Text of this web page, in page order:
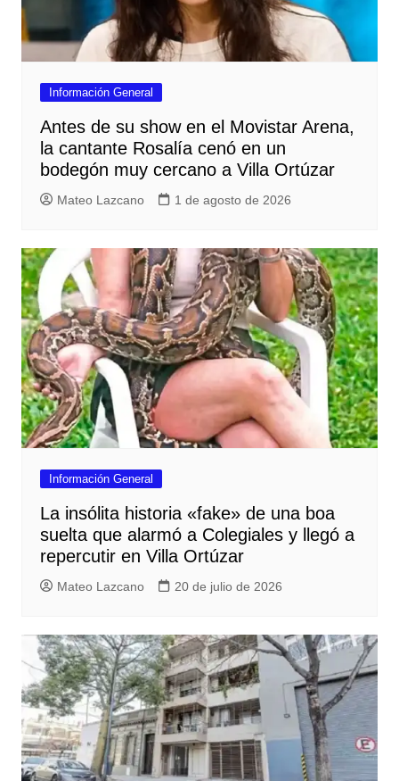
Información General
Antes de su show en el Movistar Arena,
la cantante Rosalía cenó en un
bodegón muy cercano a Villa Ortúzar
Mateo Lazcano 1 de agosto de 2026
Información General
La insólita historia «fake» de una boa
suelta que alarmó a Colegiales y llegó a
repercutir en Villa Ortúzar
Mateo Lazcano 20 de julio de 2026